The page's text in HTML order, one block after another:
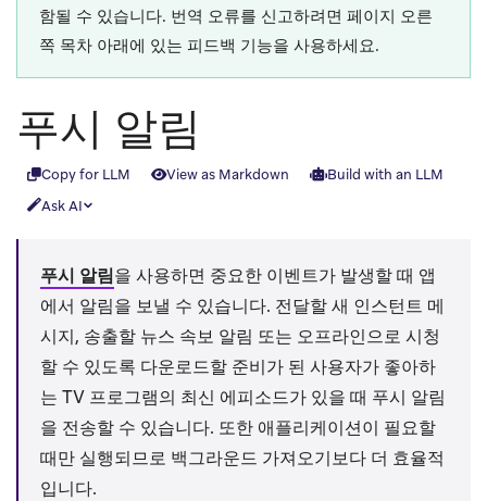
함될 수 있습니다. 번역 오류를 신고하려면 페이지 오른
쪽 목차 아래에 있는 피드백 기능을 사용하세요.
푸시 알림
Copy for LLM View as Markdown
Build with an LLM
Ask AI
푸시 알림을 사용하면 중요한 이벤트가 발생할 때 앱
에서 알림을 보낼 수 있습니다. 전달할 새 인스턴트 메
시지, 송출할 뉴스 속보 알림 또는 오프라인으로 시청
할 수 있도록 다운로드할 준비가 된 사용자가 좋아하
는 TV 프로그램의 최신 에피소드가 있을 때 푸시 알림
을 전송할 수 있습니다. 또한 애플리케이션이 필요할
때만 실행되므로 백그라운드 가져오기보다 더 효율적
입니다.